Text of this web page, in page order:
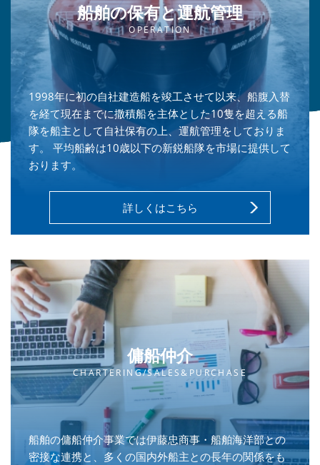
船舶の保有と運航管理
OPERATION
1998年に初の自社建造船を竣工させて以来、船腹入替
を経て現在までに撒積船を主体とした10隻を超える船
隊を船主として自社保有の上、運航管理をしておりま
す。 平均船齢は10歳以下の新鋭船隊を市場に提供して
おります。
詳しくはこちら
傭船仲介
CHARTERING/SALES&PURCHASE
船舶の傭船仲介事業では伊藤忠商事・船舶海洋部との
密接な連携と、多くの国内外船主との長年の関係をも